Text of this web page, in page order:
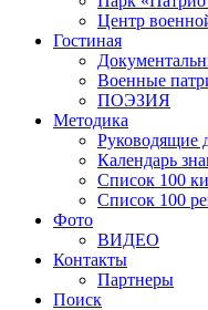
Центр
Гостиная
Военные
ПОЭЗИЯ
Методика
Руководящие
Календарь
Список 100
Список 100
Фото
ВИДЕО
Контакты
Партнеры
Поиск